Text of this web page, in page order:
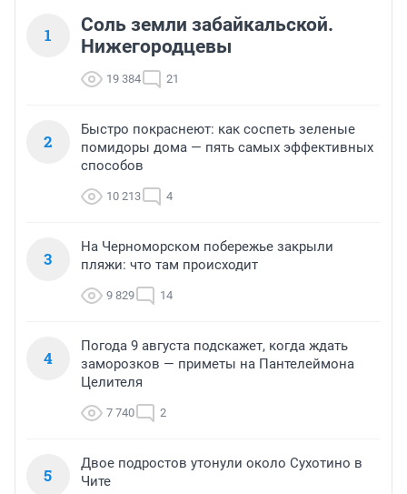
1
Соль земли забайкальской.
Нижегородцевы
19 384 21
2
Быстро покраснеют: как соспеть зеленые
помидоры дома — пять самых эффективных
способов
10 213 4
3
На Черноморском побережье закрыли
пляжи: что там происходит
9 829 14
4
Погода 9 августа подскажет, когда ждать
заморозков — приметы на Пантелеймона
Целителя
7 740 2
5
Двое подростов утонули около Сухотино в
Чите